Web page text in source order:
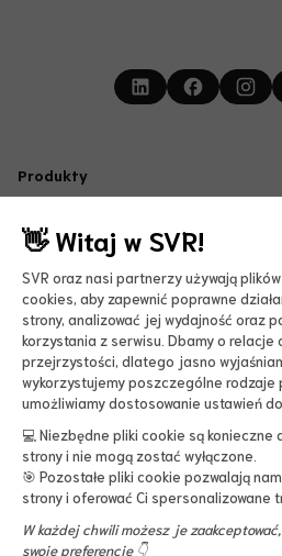
Format
Produkty
Ciało
Słońce
Bestsellery
Accessibility
Laboratorium
Nasz Manifest
Kresk 4 Ocean
Dysruptory endokrynne
Nasze inicjatywy
Kariera
Oferty
ZESTAWY PROMOCYJNE
Darmowa dostawa już od 200 zł
-15% przy zapisie do newslettera
Pomoc
Kontakt
Zwroty i reklamacje
Więcej informacji
Regulamin sklepu
Polityka prywatności
👋 Witaj w SVR!
SVR oraz nasi partnerzy używają plików
cookies, aby zapewnić poprawne
strony, analizować jej wydajność oraz
korzystania z serwisu. Dbamy o relacje
przejrzystości, dlatego jasno
wykorzystujemy poszczególne rodzaje
umożliwiamy dostosowanie ustawień
💻 Niezbędne pliki cookie są konieczne
strony i nie mogą zostać wyłączone.
🎯 Pozostałe pliki cookie pozwalają
strony i oferować Ci spersonalizowane
W każdej chwili możesz je
swoje preferencje 👇